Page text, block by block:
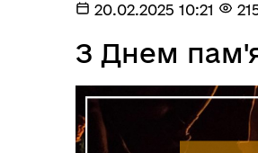
20.02.2025 10:21
З Днем